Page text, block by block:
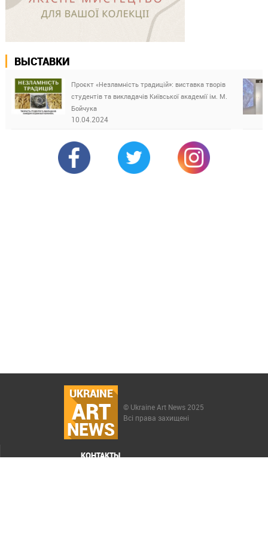
ВЫСТАВКИ
Проєкт «Незламність традицій»: виставка творів
студентів та викладачів Київської академії ім. М.
Бойчука
10.04.2024
UKRAINE
ART
NEWS
© Ukraine Art News 2025
Всі права захищені
КОНТАКТЫ